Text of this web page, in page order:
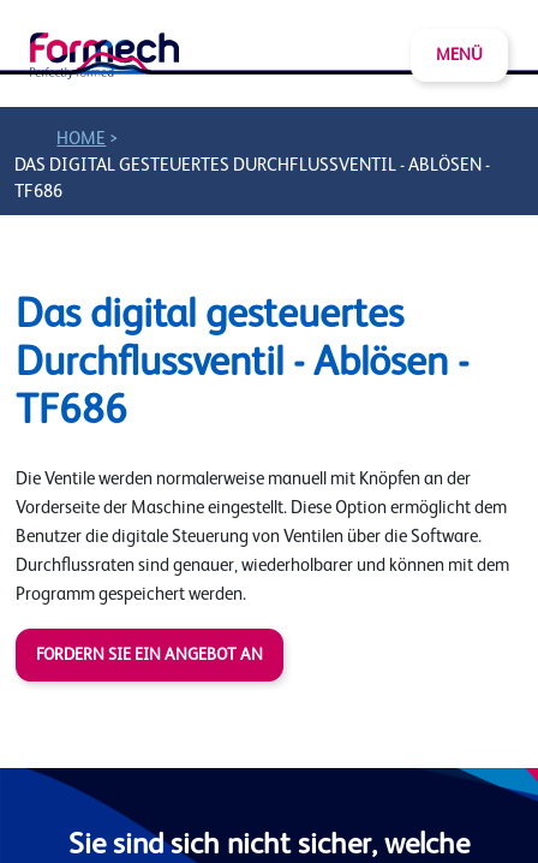
MENÜ
HOME >
DAS DIGITAL GESTEUERTES DURCHFLUSSVENTIL - ABLÖSEN -
TF686
Das digital gesteuertes
Durchflussventil - Ablösen -
TF686
Die Ventile werden normalerweise manuell mit Knöpfen an der
Vorderseite der Maschine eingestellt. Diese Option ermöglicht dem
Benutzer die digitale Steuerung von Ventilen über die Software.
Durchflussraten sind genauer, wiederholbarer und können mit dem
Programm gespeichert werden.
FORDERN SIE EIN ANGEBOT AN
Sie sind sich nicht sicher, welche